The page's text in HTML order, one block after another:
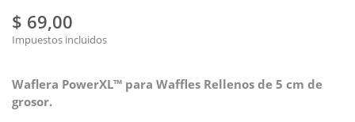
$ 69,00
Impuestos incluidos
Waflera PowerXL™ para Waffles Rellenos de 5 cm de
grosor.